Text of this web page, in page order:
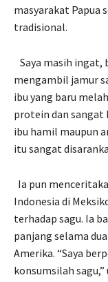
masyarakat Papua
tradisional.
Saya masih ingat,
mengambil jamur
ibu yang baru
protein dan sangat
ibu hamil maupun
itu sangat
Ia pun
Indonesia di
terhadap sagu. Ia
panjang selama
Amerika. “Saya
konsumsilah sagu,”